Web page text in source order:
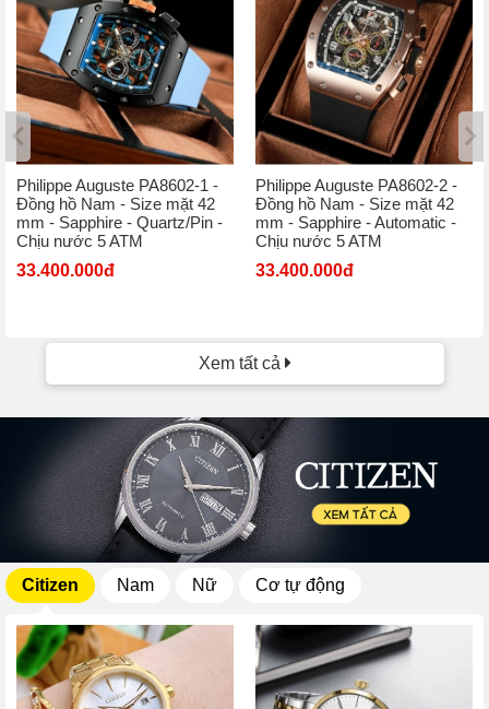
Philippe Auguste PA8602-1 -
Đồng hồ Nam - Size mặt 42
mm - Sapphire - Quartz/Pin -
Chịu nước 5 ATM
33.400.000đ
Philippe Auguste PA8602-2 -
Đồng hồ Nam - Size mặt 42
mm - Sapphire - Automatic -
Chịu nước 5 ATM
33.400.000đ
Xem tất cả
Citizen Nam Nữ Cơ tự động